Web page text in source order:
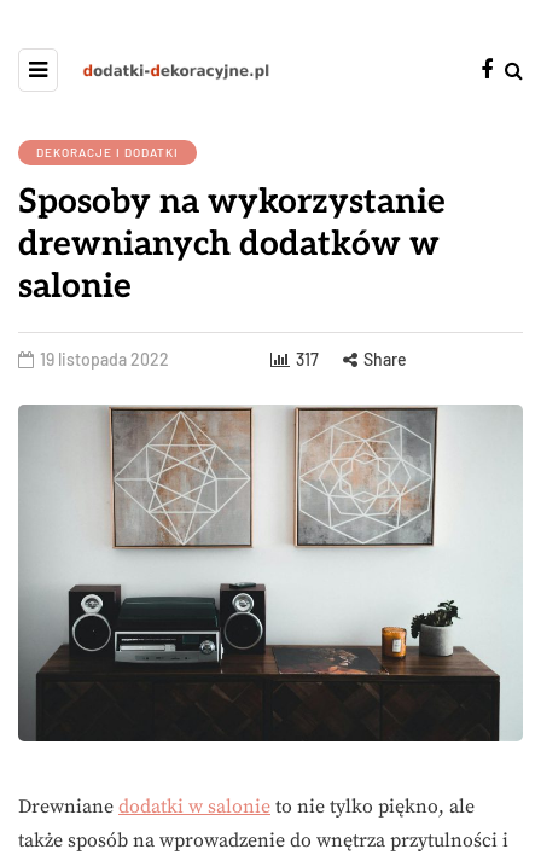
DEKORACJE I DODATKI
Sposoby na wykorzystanie
drewnianych dodatków w
salonie
19 listopada 2022 317 Share
Drewniane dodatki w salonie to nie tylko piękno, ale
także sposób na wprowadzenie do wnętrza przytulności i